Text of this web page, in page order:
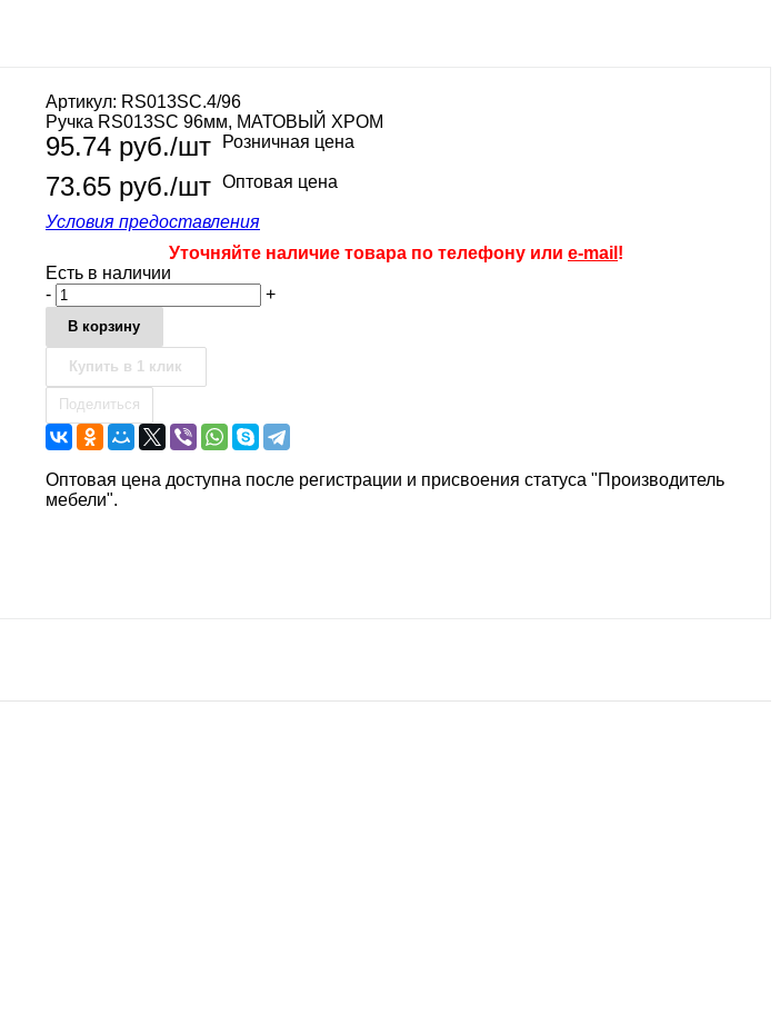
Артикул: RS013SC.4/96
Ручка RS013SC 96мм, МАТОВЫЙ ХРОМ
95.74 руб./шт Розничная цена
73.65 руб./шт Оптовая цена
Условия предоставления
Уточняйте наличие товара по телефону или e-mail !
Есть в наличии
-
+
В корзину
Купить в 1 клик
Поделиться
Оптовая цена доступна после регистрации и присвоения статуса "Производитель
мебели".